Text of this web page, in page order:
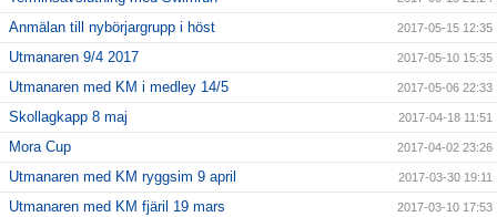
Anmälan till nybörjargrupp i höst 2017-05-15 12:35
Utmanaren 9/4 2017 2017-05-10 15:35
Utmanaren med KM i medley 14/5 2017-05-06 22:33
Skollagkapp 8 maj 2017-04-18 11:51
Mora Cup 2017-04-02 23:26
Utmanaren med KM ryggsim 9 april 2017-03-30 19:11
Utmanaren med KM fjäril 19 mars 2017-03-10 17:53